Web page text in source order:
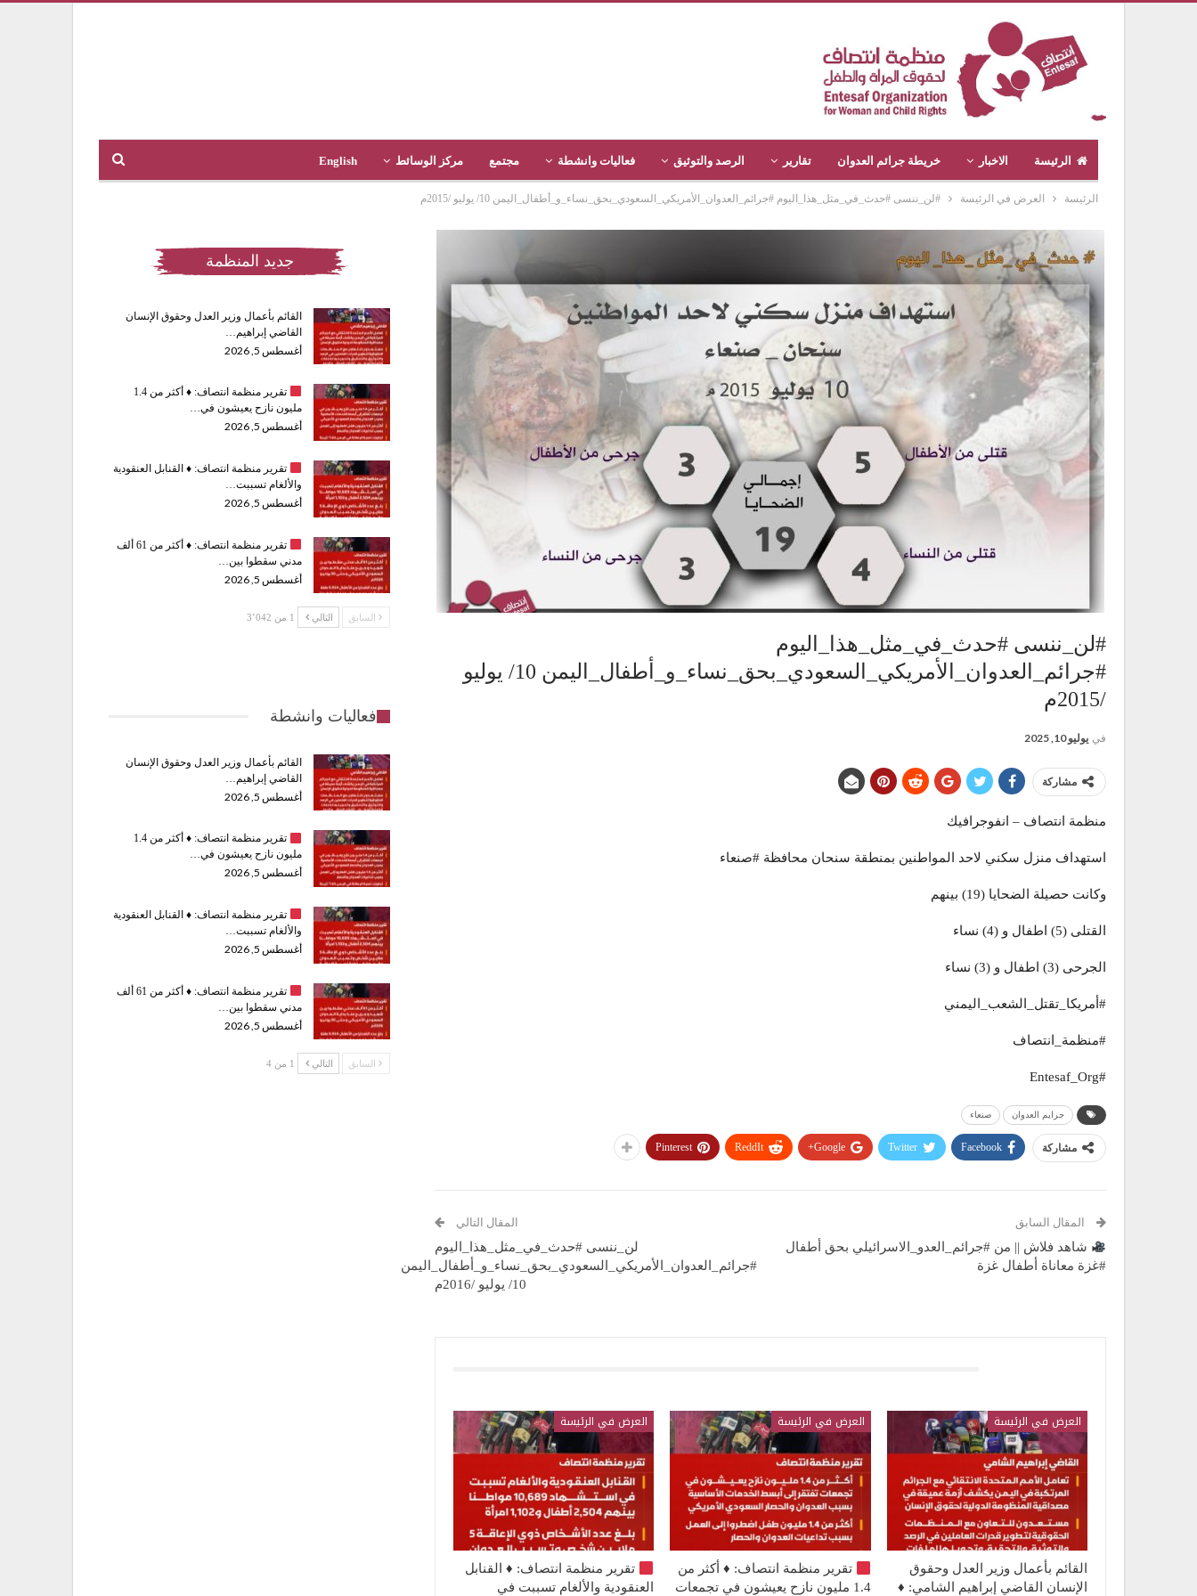
الرئيسة الاخبار خريطة جرائم العدوان تقارير الرصد والتوثيق فعاليات وانشطة مجتمع مركز الوسائط English
الرئيسة العرض في الرئيسة #لن_ننسى #حدث_في_مثل_هذا_اليوم #جرائم_العدوان_الأمريكي_السعودي_بحق_نساء_و_أطفال_اليمن 10/ يوليو /2015م
#لن_ننسى #حدث_في_مثل_هذا_اليوم
#جرائم_العدوان_الأمريكي_السعودي_بحق_نساء_و_أطفال_اليمن 10/ يوليو
/2015م
في يوليو 10, 2025
مشاركة
منظمة انتصاف – انفوجرافيك
استهداف منزل سكني لاحد المواطنين بمنطقة سنحان محافظة #صنعاء
وكانت حصيلة الضحايا (19) بينهم
القتلى (5) اطفال و (4) نساء
الجرحى (3) اطفال و (3) نساء
#أمريكا_تقتل_الشعب_اليمني
#منظمة_انتصاف
#Entesaf_Org
جرايم العدوان صنعاء
مشاركة Facebook
Twitter
Google+
ReddIt
Pinterest
المقال السابق
شاهد فلاش || من #جرائم_العدو_الاسرائيلي بحق أطفال
#غزة معاناة أطفال غزة
المقال التالي
لن_ننسى #حدث_في_مثل_هذا_اليوم
#جرائم_العدوان_الأمريكي_السعودي_بحق_نساء_و_أطفال_اليمن
10/ يوليو /2016م
العرض في الرئيسة
القائم بأعمال وزير العدل وحقوق
الإنسان القاضي إبراهيم الشامي: ♦️
العرض في الرئيسة
تقرير منظمة انتصاف: ♦️ أكثر من
1.4 مليون نازح يعيشون في تجمعات
العرض في الرئيسة
تقرير منظمة انتصاف: ♦️القنابل
العنقودية والألغام تسببت في
جديد المنظمة
القائم بأعمال وزير العدل وحقوق الإنسان
القاضي إبراهيم…
أغسطس 5, 2026
تقرير منظمة انتصاف: ♦️
أكثر من 1.4
مليون نازح يعيشون في…
أغسطس 5, 2026
تقرير منظمة انتصاف: ♦️القنابل العنقودية
والألغام تسببت…
أغسطس 5, 2026
تقرير منظمة انتصاف: ♦️
أكثر من 61 ألف
مدني سقطوا بين…
أغسطس 5, 2026
السابق التالي 1 من 3٬042
فعاليات وانشطة
القائم بأعمال وزير العدل وحقوق الإنسان
القاضي إبراهيم…
أغسطس 5, 2026
تقرير منظمة انتصاف: ♦️
أكثر من 1.4
مليون نازح يعيشون في…
أغسطس 5, 2026
تقرير منظمة انتصاف: ♦️القنابل العنقودية
والألغام تسببت…
أغسطس 5, 2026
تقرير منظمة انتصاف: ♦️
أكثر من 61 ألف
مدني سقطوا بين…
أغسطس 5, 2026
السابق التالي 1 من 4